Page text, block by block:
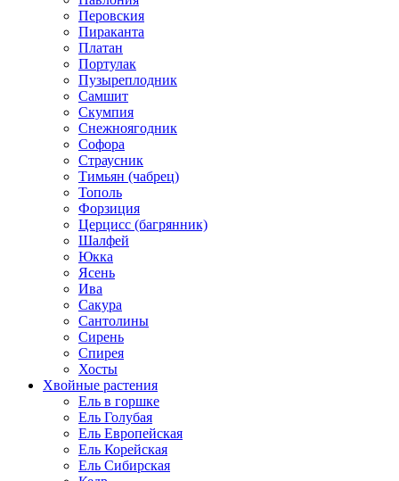
Перовския
Пираканта
Платан
Портулак
Пузыреплодник
Самшит
Скумпия
Снежноягодник
Софора
Страусник
Тимьян (чабрец)
Тополь
Форзиция
Церцисс (багрянник)
Шалфей
Юкка
Ясень
Ива
Сакура
Сантолины
Сирень
Спирея
Хосты
Хвойные растения
Ель в горшке
Ель Голубая
Ель Европейская
Ель Корейская
Ель Сибирская